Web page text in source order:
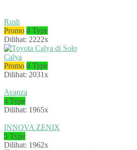
Rush
Promo 4 Type
Dilihat: 2222x
Calya
Promo 4 Type
Dilihat: 2031x
Avanza
4 Type
Dilihat: 1965x
INNOVA ZENIX
5 Type
Dilihat: 1962x